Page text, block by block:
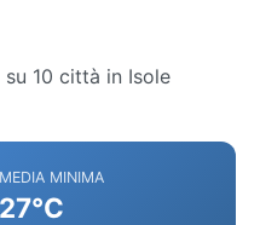
10 città in Isole
MEDIA MINIMA
27°C